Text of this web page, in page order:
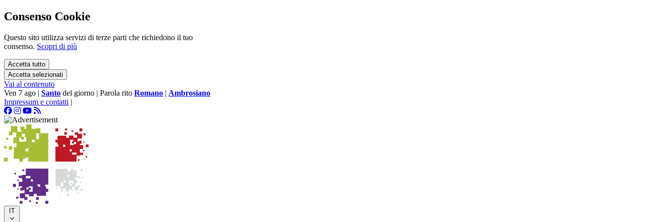
Consenso Cookie
Questo sito utilizza servizi di terze parti che richiedono il tuo
consenso. Scopri di più
Accetta tutto
Accetta selezionati
Vai al contenuto
Ven 7 ago | Santo del giorno | Parola rito Romano | Ambrosiano
Impressum e contatti |
IT